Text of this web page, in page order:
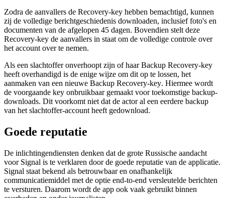
Zodra de aanvallers de Recovery-key hebben bemachtigd, kunnen
zij de volledige berichtgeschiedenis downloaden, inclusief foto's en
documenten van de afgelopen 45 dagen. Bovendien stelt deze
Recovery-key de aanvallers in staat om de volledige controle over
het account over te nemen.
Als een slachtoffer onverhoopt zijn of haar Backup Recovery-key
heeft overhandigd is de enige wijze om dit op te lossen, het
aanmaken van een nieuwe Backup Recovery-key. Hiermee wordt
de voorgaande key onbruikbaar gemaakt voor toekomstige backup-
downloads. Dit voorkomt niet dat de actor al een eerdere backup
van het slachtoffer-account heeft gedownload.
Goede reputatie
De inlichtingendiensten denken dat de grote Russische aandacht
voor Signal is te verklaren door de goede reputatie van de applicatie.
Signal staat bekend als betrouwbaar en onafhankelijk
communicatiemiddel met de optie end-to-end versleutelde berichten
te versturen. Daarom wordt de app ook vaak gebruikt binnen